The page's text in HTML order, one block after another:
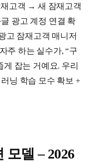
고객 → 새 잠재고객
광고 계정 연결 확
고 잠재고객 매니저
주 하는 실수가, “구
게 잡는 거예요. 우리
닝 학습 모수 확보 +
모델 – 2026